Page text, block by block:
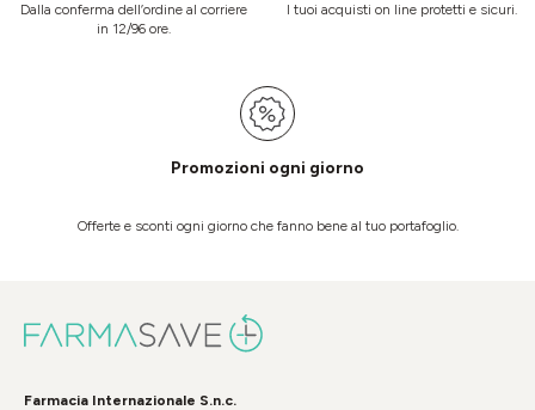
Dalla conferma dell’ordine al corriere
in 12/96 ore.
I tuoi acquisti on line protetti e sicuri.
Promozioni ogni giorno
Offerte e sconti ogni giorno che fanno bene al tuo portafoglio.
Farmacia Internazionale S.n.c.